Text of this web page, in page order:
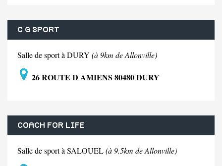
C G SPORT
Salle de sport à DURY (à 9km de Allonville)
26 ROUTE D AMIENS 80480 DURY
COACH FOR LIFE
Salle de sport à SALOUEL(à 9.5km de Allonville)